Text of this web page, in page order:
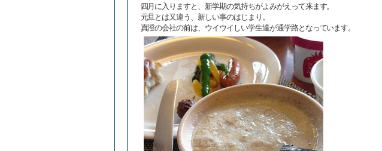
四月に入りますと、新学期の気持ちがよみがえって来ます。
元旦とは又違う、新しい事のはじまり。
真澄の会社の前は、ウイウイしい学生達が通学路となっています。